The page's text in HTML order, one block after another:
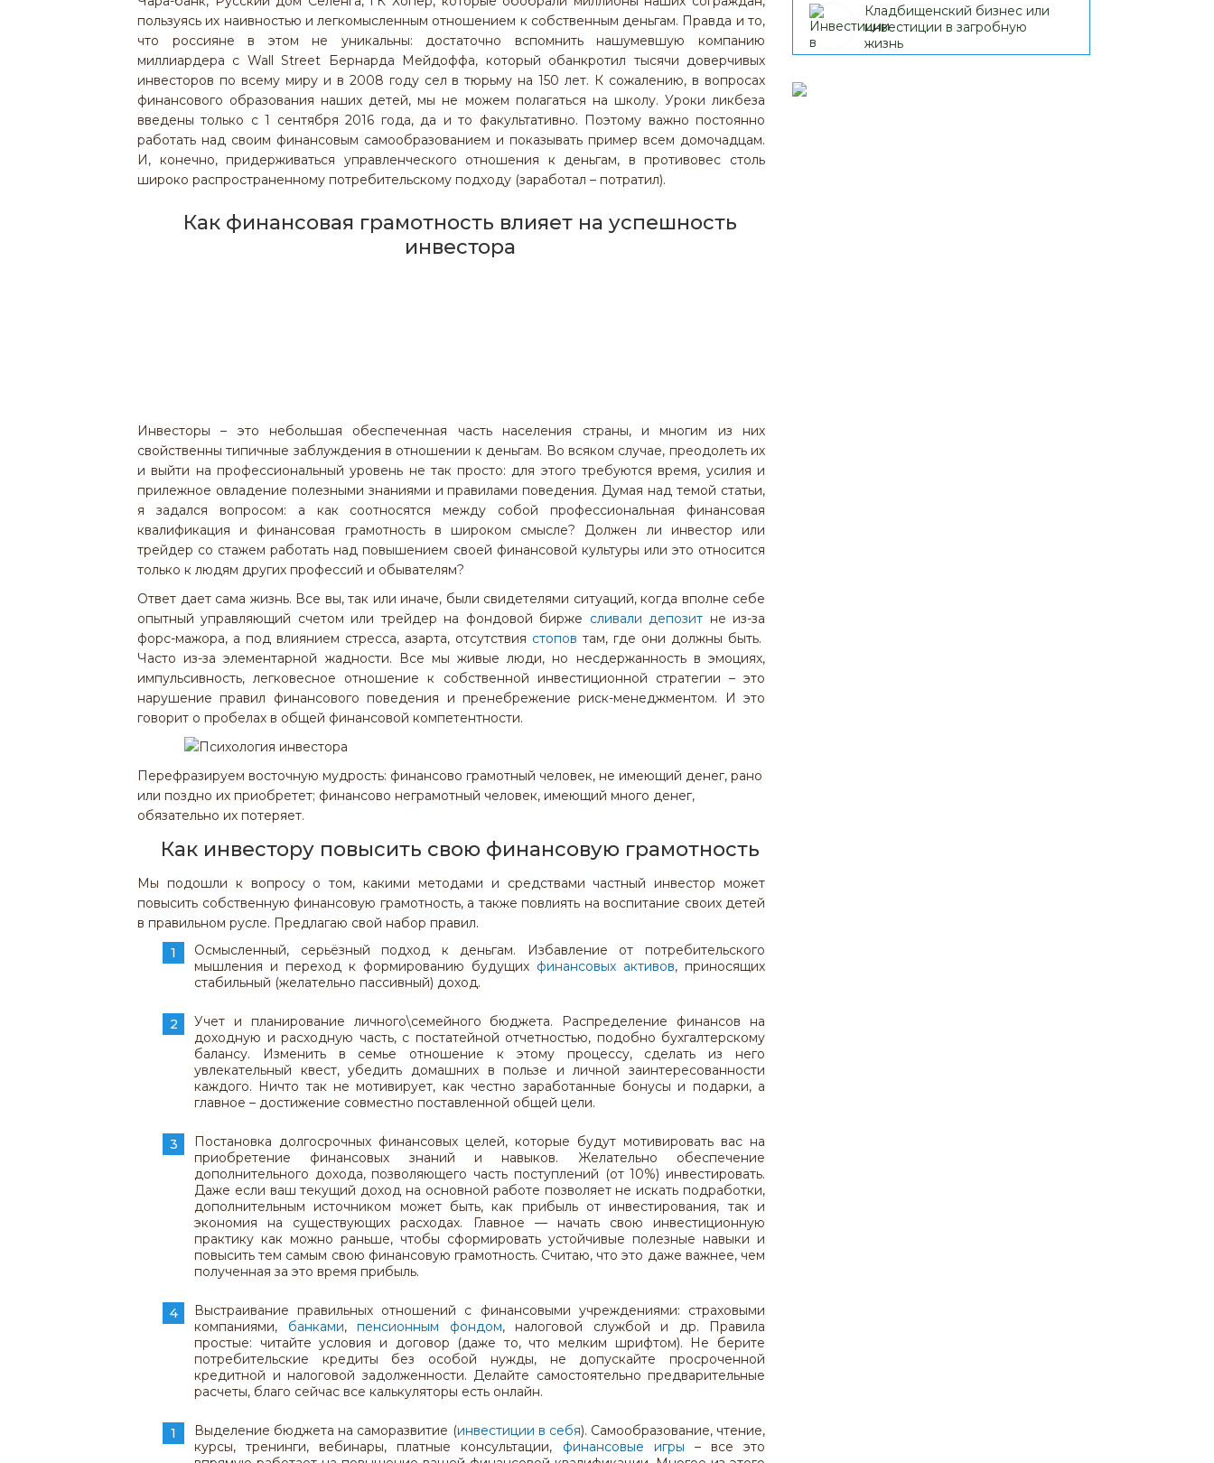
пользуясь их наивностью и легкомысленным отношением к собственным деньгам. Правда и то,
что россияне в этом не уникальны: достаточно вспомнить нашумевшую компанию
миллиардера с Wall Street Бернарда Мейдоффа, который обанкротил тысячи доверчивых
инвесторов по всему миру и в 2008 году сел в тюрьму на 150 лет. К сожалению, в вопросах
финансового образования наших детей, мы не можем полагаться на школу. Уроки ликбеза
введены только с 1 сентября 2016 года, да и то факультативно. Поэтому важно постоянно
работать над своим финансовым самообразованием и показывать пример всем домочадцам.
И, конечно, придерживаться управленческого отношения к деньгам, в противовес столь
широко распространенному потребительскому подходу (заработал – потратил).
Как финансовая грамотность влияет на успешность
инвестора
Инвесторы – это небольшая обеспеченная часть населения страны, и многим из них
свойственны типичные заблуждения в отношении к деньгам. Во всяком случае, преодолеть их
и выйти на профессиональный уровень не так просто: для этого требуются время, усилия и
прилежное овладение полезными знаниями и правилами поведения. Думая над темой статьи,
я задался вопросом: а как соотносятся между собой профессиональная финансовая
квалификация и финансовая грамотность в широком смысле? Должен ли инвестор или
трейдер со стажем работать над повышением своей финансовой культуры или это относится
только к людям других профессий и обывателям?
Ответ дает сама жизнь. Все вы, так или иначе, были свидетелями ситуаций, когда вполне себе
опытный управляющий счетом или трейдер на фондовой бирже сливали депозит не из-за
форс-мажора, а под влиянием стресса, азарта, отсутствия стопов там, где они должны быть.
Часто из-за элементарной жадности. Все мы живые люди, но несдержанность в эмоциях,
импульсивность, легковесное отношение к собственной инвестиционной стратегии – это
нарушение правил финансового поведения и пренебрежение риск-менеджментом. И это
говорит о пробелах в общей финансовой компетентности.
Перефразируем восточную мудрость: финансово грамотный человек, не имеющий денег, рано
или поздно их приобретет; финансово неграмотный человек, имеющий много денег,
обязательно их потеряет.
Как инвестору повысить свою финансовую грамотность
Мы подошли к вопросу о том, какими методами и средствами частный инвестор может
повысить собственную финансовую грамотность, а также повлиять на воспитание своих детей
в правильном русле. Предлагаю свой набор правил.
Осмысленный, серьёзный подход к деньгам. Избавление от потребительского
мышления и переход к формированию будущих финансовых активов, приносящих
стабильный (желательно пассивный) доход.
Учет и планирование личного\семейного бюджета. Распределение финансов на
доходную и расходную часть, с постатейной отчетностью, подобно бухгалтерскому
балансу. Изменить в семье отношение к этому процессу, сделать из него
увлекательный квест, убедить домашних в пользе и личной заинтересованности
каждого. Ничто так не мотивирует, как честно заработанные бонусы и подарки, а
главное – достижение совместно поставленной общей цели.
Постановка долгосрочных финансовых целей, которые будут мотивировать вас на
приобретение финансовых знаний и навыков. Желательно обеспечение
дополнительного дохода, позволяющего часть поступлений (от 10%) инвестировать.
Даже если ваш текущий доход на основной работе позволяет не искать подработки,
дополнительным источником может быть, как прибыль от инвестирования, так и
экономия на существующих расходах. Главное — начать свою инвестиционную
практику как можно раньше, чтобы сформировать устойчивые полезные навыки и
повысить тем самым свою финансовую грамотность. Считаю, что это даже важнее, чем
полученная за это время прибыль.
Выстраивание правильных отношений с финансовыми учреждениями: страховыми
компаниями, банками, пенсионным фондом, налоговой службой и др. Правила
простые: читайте условия и договор (даже то, что мелким шрифтом). Не берите
потребительские кредиты без особой нужды, не допускайте просроченной
кредитной и налоговой задолженности. Делайте самостоятельно предварительные
расчеты, благо сейчас все калькуляторы есть онлайн.
Выделение бюджета на саморазвитие (инвестиции в себя). Самообразование, чтение,
курсы, тренинги, вебинары, платные консультации, финансовые игры – все это
Кладбищенский бизнес или
инвестиции в загробную
жизнь